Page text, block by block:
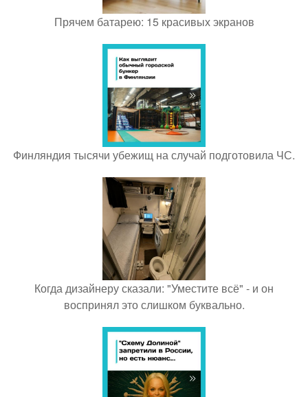
Прячем батарею: 15 красивых экранов
Финляндия тысячи убежищ на случай подготовила ЧС.
Когда дизайнеру сказали: "Уместите всё" - и он
воспринял это слишком буквально.